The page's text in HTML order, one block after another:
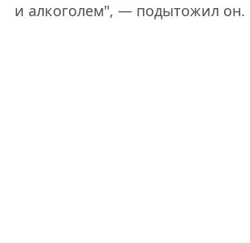
и алкоголем", — подытожил он.